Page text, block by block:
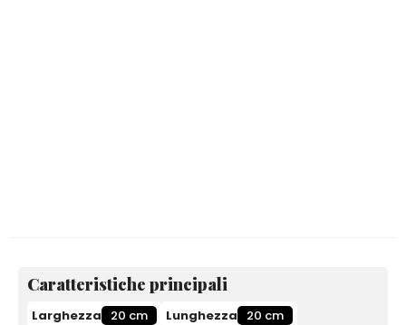
Caratteristiche principali
Larghezza 20 cm Lunghezza
20 cm